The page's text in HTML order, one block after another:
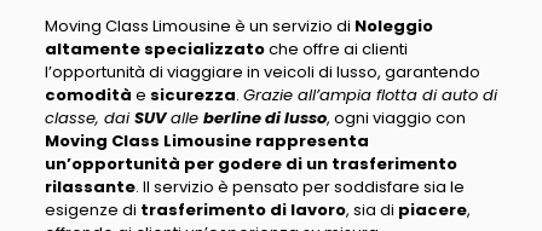
Moving Class Limousine è un servizio di Noleggio
altamente specializzatoche offre ai clienti
l’opportunità di viaggiare in veicoli di lusso, garantendo
comodità e sicurezza. Grazie all’ampia flotta di auto di
classe, daiSUValle berline di lusso, ogni viaggio con
Moving Class Limousine rappresenta
un’opportunità per godere di un trasferimento
rilassante. Il servizio è pensato per soddisfare sia le
esigenze di trasferimento di lavoro, sia di piacere,